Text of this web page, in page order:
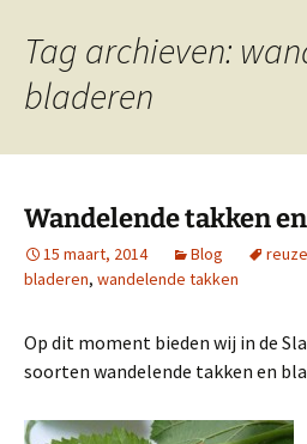
inhoud
Tag archieven:
bladeren
Wandelende takken
15 maart, 2014 Blog
bladeren, wandelende takken
Op dit moment bieden wij in de
soorten wandelende takken en